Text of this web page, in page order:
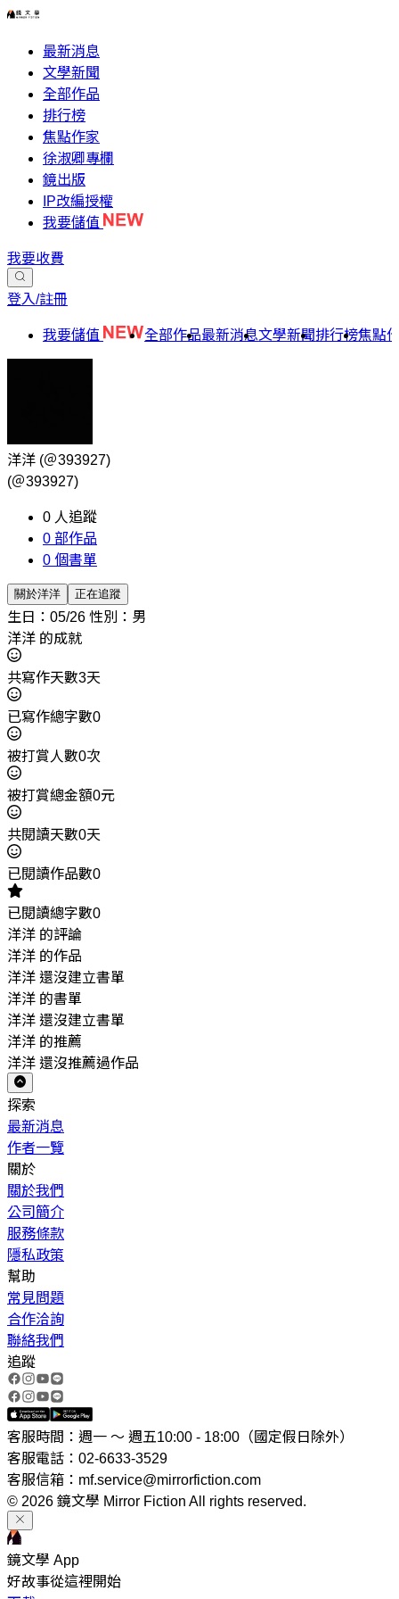
最新消息
文學新聞
全部作品
排行榜
焦點作家
徐淑卿專欄
鏡出版
IP改編授權
我要儲值
我要收費
登入/註冊
我要儲值 全部作品最新消息文學新聞排行榜焦點
洋洋 (＠393927)
(＠393927)
0 人追蹤
0 部作品
0 個書單
關於洋洋 正在追蹤
生日：05/26 性別：男
洋洋 的成就
共寫作天數3天
已寫作總字數0
被打賞人數0次
被打賞總金額0元
共閱讀天數0天
已閱讀作品數0
已閱讀總字數0
洋洋 的評論
洋洋 的作品
洋洋 還沒建立書單
洋洋 的書單
洋洋 還沒建立書單
洋洋 的推薦
洋洋 還沒推薦過作品
探索
最新消息
作者一覽
關於
關於我們
公司簡介
服務條款
隱私政策
幫助
常見問題
合作洽詢
聯絡我們
追蹤
客服時間：週一 ～ 週五10:00 - 18:00（國定假日除外）
客服電話：02-6633-3529
客服信箱：mf.service@mirrorfiction.com
© 2026 鏡文學 Mirror Fiction All rights reserved.
鏡文學 App
好故事從這裡開始